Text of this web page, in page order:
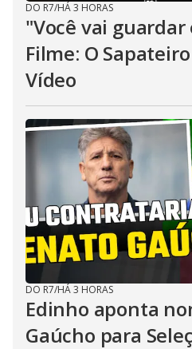
DO R7/HÁ 3 HORAS
"Você vai guardar
Filme: O
Vídeo
DO R7/HÁ 3 HORAS
Edinho aponta
Gaúcho para